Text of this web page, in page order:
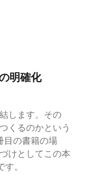
明確化
します。その
くるのかという
目の書籍の場
けとしてこの本
。